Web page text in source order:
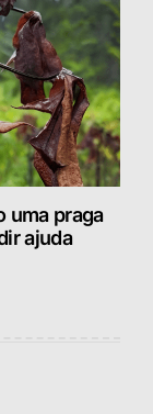
uma praga
ajuda